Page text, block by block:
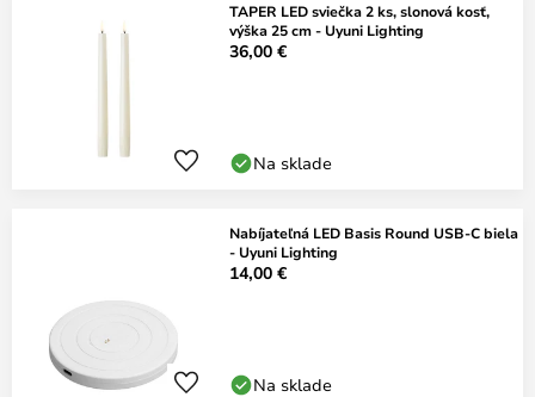
TAPER LED sviečka 2 ks, slonová kosť,
výška 25 cm - Uyuni Lighting
36,00 €
Na sklade
Nabíjateľná LED Basis Round USB-C biela
- Uyuni Lighting
14,00 €
Na sklade